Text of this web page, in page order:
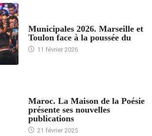
Municipales 2026. Marseille et
Toulon face à la poussée du
11 février 2026
Maroc. La Maison de la Poésie
présente ses nouvelles
publications
21 février 2025